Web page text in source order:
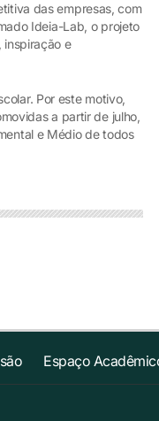
das empresas, com
Ideia-Lab, o projeto
inspiração e
Por este motivo,
a partir de julho,
e Médio de todos
Espaço